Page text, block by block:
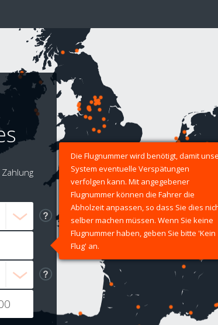
Die Flugnummer wird benötigt, damit
System eventuelle Verspätungen
verfolgen kann. Mit angegebener
Flugnummer können die Fahrer die
Abholzeit anpassen, so dass Sie dies
selber machen müssen. Wenn Sie keine
Flugnummer haben, geben Sie bitte 'Kein
Flug' an.